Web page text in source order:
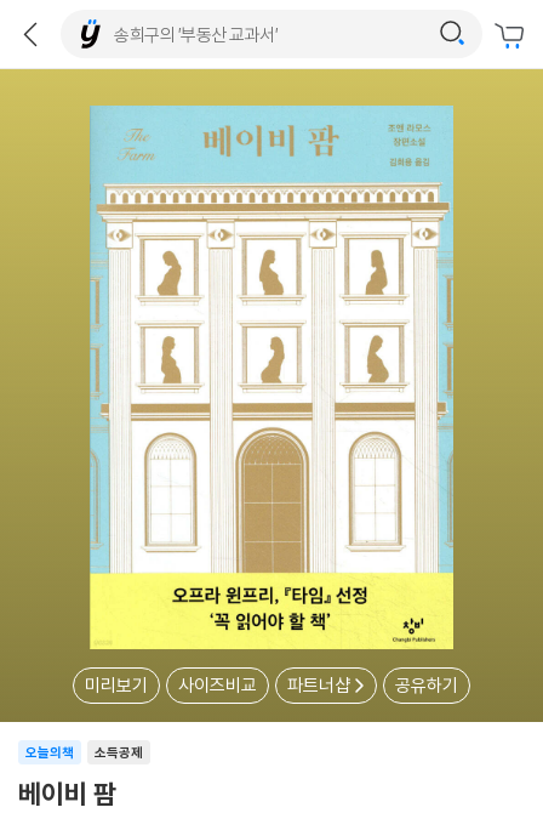
미리보기 사이즈비교 파트너샵 공유하기
소득공제
오늘의책
베이비 팜